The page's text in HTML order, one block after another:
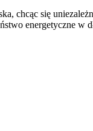
chcąc się
energetyczne w